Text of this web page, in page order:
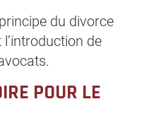
du divorce
de
POUR LE